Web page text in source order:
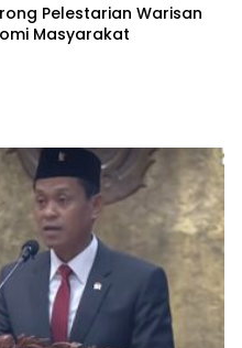
Pelestarian Warisan
Masyarakat